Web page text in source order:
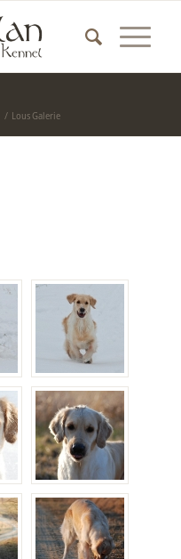
/ Lous Galerie